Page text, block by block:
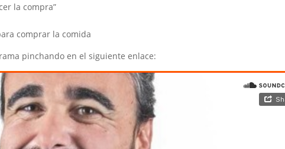
la compra”
comprar la comida
pinchando en el siguiente enlace: